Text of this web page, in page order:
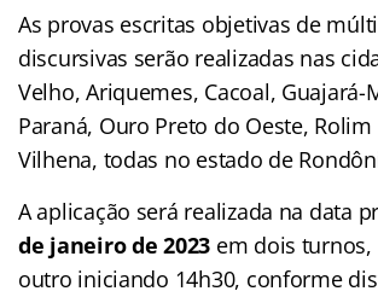
As provas escritas objetivas de
discursivas serão realizadas nas
Velho, Ariquemes, Cacoal, Guajará-
Paraná, Ouro Preto do Oeste,
Vilhena, todas no estado de
A aplicação será realizada na data
de janeiro de 2023 em dois turnos,
outro iniciando 14h30, conforme